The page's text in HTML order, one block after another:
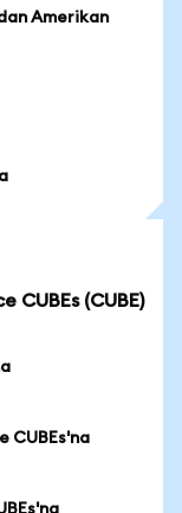
Amerikan
CUBEs (CUBE)
CUBEs'na